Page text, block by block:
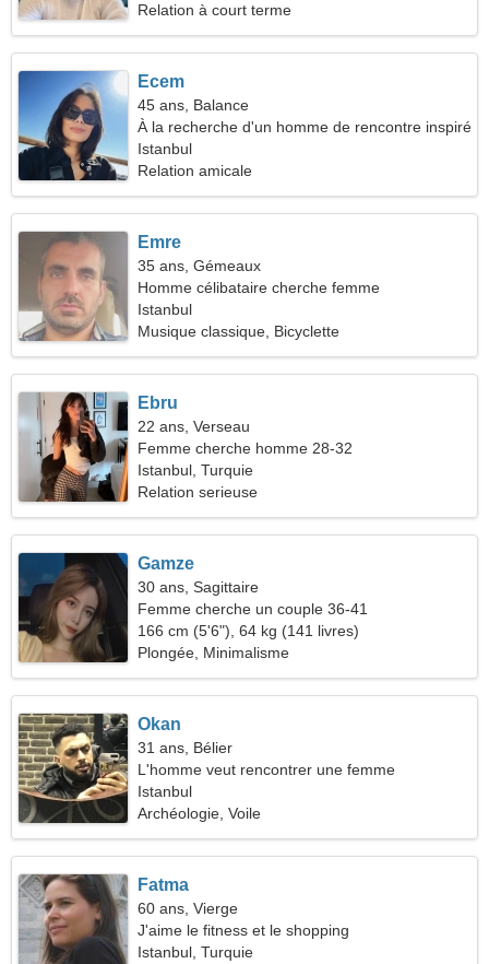
Relation à court terme
Ecem
45 ans, Balance
À la recherche d'un homme de rencontre inspiré
Istanbul
Relation amicale
Emre
35 ans, Gémeaux
Homme célibataire cherche femme
Istanbul
Musique classique, Bicyclette
Ebru
22 ans, Verseau
Femme cherche homme 28-32
Istanbul, Turquie
Relation serieuse
Gamze
30 ans, Sagittaire
Femme cherche un couple 36-41
166 cm (5'6"), 64 kg (141 livres)
Plongée, Minimalisme
Okan
31 ans, Bélier
L'homme veut rencontrer une femme
Istanbul
Archéologie, Voile
Fatma
60 ans, Vierge
J'aime le fitness et le shopping
Istanbul, Turquie